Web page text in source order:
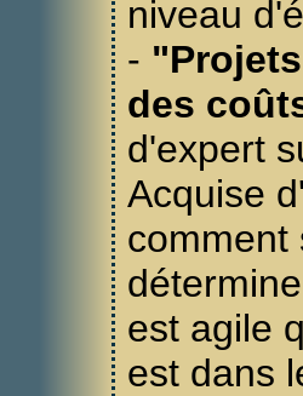
niveau
-
des
d'expert
Acquise
comment
est agile
est dans